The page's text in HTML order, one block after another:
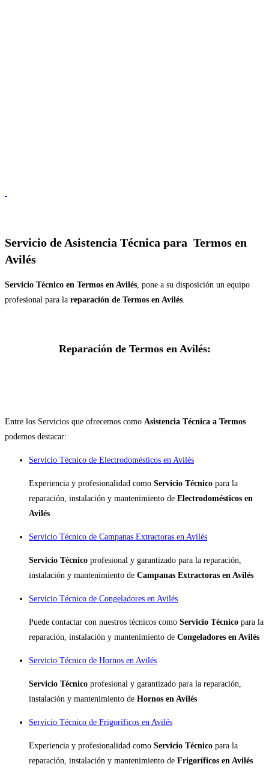
Servicio de Asistencia Técnica para Termos en
Avilés
Servicio Técnico en Termos en Avilés, pone a su disposición un equipo
profesional para la reparación de Termos en Avilés.
Reparación de Termos en Avilés:
Entre los Servicios que ofrecemos como Asistencia Técnica a Termos
podemos destacar:
Servicio Técnico de Electrodomésticos en Avilés
Experiencia y profesionalidad como Servicio Técnico para la
reparación, instalación y mantenimiento de Electrodomésticos en
Avilés
Servicio Técnico de Campanas Extractoras en Avilés
Servicio Técnico profesional y garantizado para la reparación,
instalación y mantenimiento de Campanas Extractoras en Avilés
Servicio Técnico de Congeladores en Avilés
Puede contactar con nuestros técnicos como Servicio Técnico para la
reparación, instalación y mantenimiento de Congeladores en Avilés
Servicio Técnico de Hornos en Avilés
Servicio Técnico profesional y garantizado para la reparación,
instalación y mantenimiento de Hornos en Avilés
Servicio Técnico de Frigoríficos en Avilés
Experiencia y profesionalidad como Servicio Técnico para la
reparación, instalación y mantenimiento de Frigoríficos en Avilés